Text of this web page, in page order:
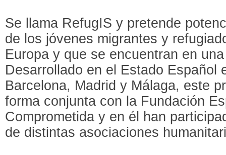
Se llama RefugIS y pretende
de los jóvenes migrantes y
Europa y que se encuentran en
Desarrollado en el Estado Español
Barcelona, Madrid y Málaga, este
forma conjunta con la Fundación
Comprometida y en él han
de distintas asociaciones